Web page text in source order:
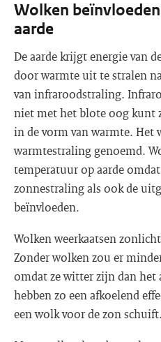
Wolken
aarde
De aarde krijgt energie van
door warmte uit te stralen
van infraroodstraling.
niet met het blote oog kunt
in de vorm van warmte. Het
warmtestraling genoemd.
temperatuur op aarde
zonnestraling als ook de
beïnvloeden.
Wolken weerkaatsen
Zonder wolken zou er
omdat ze witter zijn dan het
hebben zo een afkoelend
een wolk voor de zon schuift.